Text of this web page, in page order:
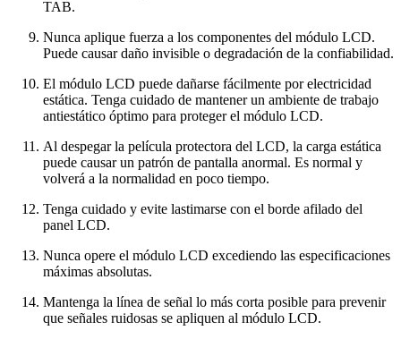
TAB.
Nunca aplique fuerza a los componentes del módulo LCD.
Puede causar daño invisible o degradación de la confiabilidad.
El módulo LCD puede dañarse fácilmente por electricidad
estática. Tenga cuidado de mantener un ambiente de trabajo
antiestático óptimo para proteger el módulo LCD.
Al despegar la película protectora del LCD, la carga estática
puede causar un patrón de pantalla anormal. Es normal y
volverá a la normalidad en poco tiempo.
Tenga cuidado y evite lastimarse con el borde afilado del
panel LCD.
Nunca opere el módulo LCD excediendo las especificaciones
máximas absolutas.
Mantenga la línea de señal lo más corta posible para prevenir
que señales ruidosas se apliquen al módulo LCD.